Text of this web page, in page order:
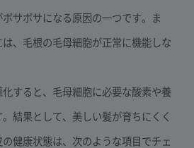
サボサになる原因の一つです。ま
、毛根の毛母細胞が正常に機能しな
化すると、毛母細胞に必要な酸素や養
結果として、美しい髪が育ちにくく
健康状態は、次のような項目でチェ